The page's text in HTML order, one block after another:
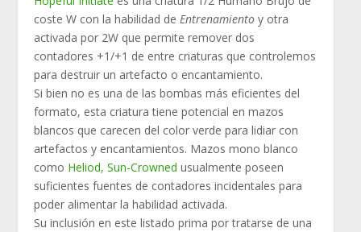
coste W con la habilidad deEntrenamiento y otra
activada por 2W que permite remover dos
contadores +1/+1 de entre criaturas que controlemos
para destruir un artefacto o encantamiento.
Si bien no es una de las bombas más eficientes del
formato, esta criatura tiene potencial en mazos
blancos que carecen del color verde para lidiar con
artefactos y encantamientos. Mazos mono blanco
como Heliod, Sun-Crowned usualmente poseen
suficientes fuentes de contadores incidentales para
poder alimentar la habilidad activada.
Su inclusión en este listado prima por tratarse de una